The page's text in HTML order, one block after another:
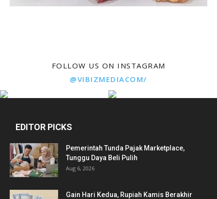
FOLLOW US ON INSTAGRAM
@VIBIZMEDIACOM/
EDITOR PICKS
Pemerintah Tunda Pajak Marketplace,
Tunggu Daya Beli Pulih
Aug 6, 2026
Gain Hari Kedua, Rupiah Kamis Berakhir